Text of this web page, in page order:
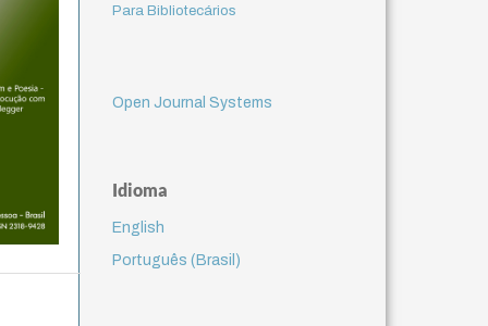
Para Bibliotecários
Open Journal Systems
Idioma
English
Português (Brasil)